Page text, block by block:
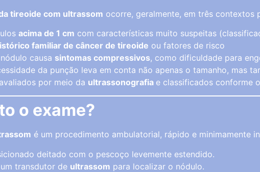
tireoide com ultrassom ocorre, geralmente, em três contextos
acima de 1 cm com características muito suspeitas
familiar de câncer de tireoide ou fatores de risco
causa sintomas compressivos, como dificuldade para
da punção leva em conta não apenas o tamanho, mas
por meio da ultrassonografia e classificados conforme o
o exame?
é um procedimento ambulatorial, rápido e minimamente
deitado com o pescoço levemente estendido.
transdutor de ultrassom para localizar o nódulo.